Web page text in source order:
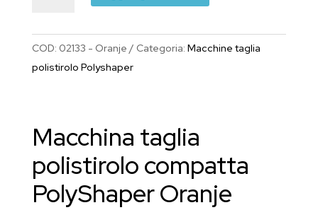
COD: 02133 - Oranje Categoria: Macchine taglia
polistirolo Polyshaper
Macchina taglia
polistirolo compatta
PolyShaper Oranje